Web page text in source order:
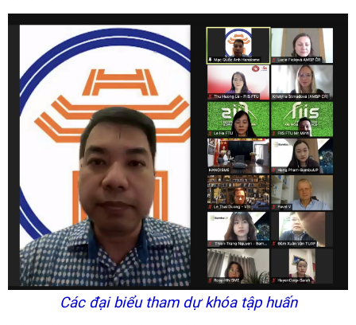
Lĩnh vực hoạt động *
Lời giới thiệu ngắn
ĐĂNG KÝ HỘI VIÊN
Các ô có dấu * cần điền đầy đủ thông tin
Tải hồ sơ đăng ký Hội viên tại đây
Các đại biểu tham dự khóa tập huấn